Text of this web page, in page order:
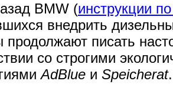
BMW (инструкции
внедрить
продолжают писать
со строгими
AdBlue и Speicherat.